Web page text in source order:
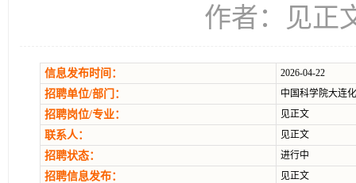
作者：见正
信息发布时间： 2026-04-22
招聘单位/部门： 中国科学院大连
招聘岗位/专业： 见正文
联系人： 见正文
招聘状态： 进行中
招聘信息发布： 见正文